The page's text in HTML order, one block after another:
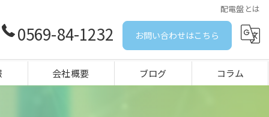
配電盤とは
0569-84-1232 お問い合わせはこちら
会社概要 ブログ コラム